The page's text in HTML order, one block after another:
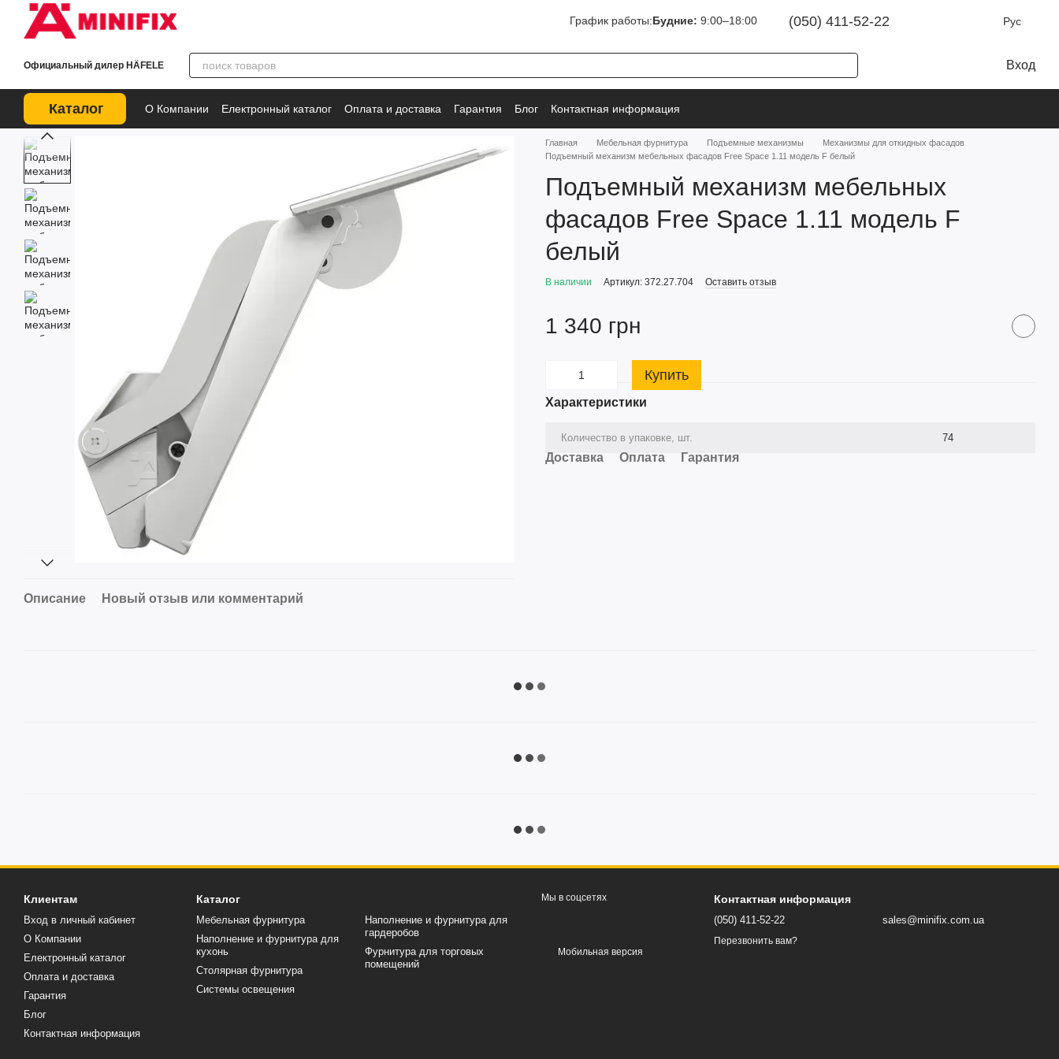
Перейти к основному контенту
График работы:Будние: 9:00–18:00 (050) 411-52-22 Рус
Официальный дилер HÄFELE Вход
Каталог О Компании Електронный каталог Оплата и доставка Гарантия Блог Контактная информация
Описание Новый отзыв или комментарий
Главная Мебельная фурнитура Подъемные механизмы
Механизмы для откидных фасадов
Подъемный механизм мебельных фасадов Free Space 1.11 модель F белый
Подъемный механизм мебельных
фасадов Free Space 1.11 модель F
белый
В наличии Артикул: 372.27.704 Оставить отзыв
1 340 грн
Купить
Характеристики
Количество в упаковке, шт. 74
Доставка Оплата Гарантия
Клиентам
Вход в личный кабинет
О Компании
Електронный каталог
Оплата и доставка
Гарантия
Блог
Контактная информация
Каталог
Мебельная фурнитура
Наполнение и фурнитура для
кухонь
Столярная фурнитура
Системы освещения
Наполнение и фурнитура для
гардеробов
Фурнитура для торговых
помещений
Мы в соцсетях
Мобильная версия
Контактная информация
(050) 411-52-22
Перезвонить вам?
sales@minifix.com.ua